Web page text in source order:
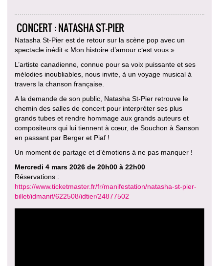
CONCERT : NATASHA ST-PIER
Natasha St-Pier est de retour sur la scène pop avec un
spectacle inédit « Mon histoire d’amour c‘est vous »
L’artiste canadienne, connue pour sa voix puissante et ses
mélodies inoubliables, nous invite, à un voyage musical à
travers la chanson française.
A la demande de son public, Natasha St-Pier retrouve le
chemin des salles de concert pour interpréter ses plus
grands tubes et rendre hommage aux grands auteurs et
compositeurs qui lui tiennent à cœur, de Souchon à Sanson
en passant par Berger et Piaf !
Un moment de partage et d’émotions à ne pas manquer !
Mercredi 4 mars 2026 de 20h00 à 22h00
Réservations :
https://www.ticketmaster.fr/fr/manifestation/natasha-st-pier-
billet/idmanif/622508/idtier/24877502